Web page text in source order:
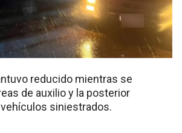
reducido mientras se
de auxilio y la posterior
siniestrados.